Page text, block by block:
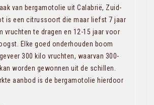
van bergamotolie uit Calabrië, Zuid-
is een citrussoort die maar liefst 7 jaar
vruchten te dragen en 12-15 jaar voor
Elke goed onderhouden boom
300 kilo vruchten, waarvan 300-
worden gewonnen uit de schillen.
aanbod is de bergamotolie hierdoor